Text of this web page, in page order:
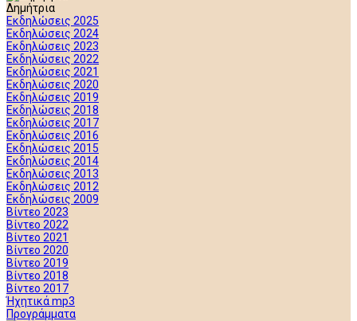
Δημήτρια
Εκδηλώσεις 2025
Εκδηλώσεις 2024
Εκδηλώσεις 2023
Εκδηλώσεις 2022
Εκδηλώσεις 2021
Εκδηλώσεις 2020
Εκδηλώσεις 2019
Εκδηλώσεις 2018
Εκδηλώσεις 2017
Εκδηλώσεις 2016
Εκδηλώσεις 2015
Εκδηλώσεις 2014
Εκδηλώσεις 2013
Εκδηλώσεις 2012
Εκδηλώσεις 2009
Βίντεο 2023
Βίντεο 2022
Βίντεο 2021
Βίντεο 2020
Βίντεο 2019
Βίντεο 2018
Βίντεο 2017
Ήχητικά mp3
Προγράμματα